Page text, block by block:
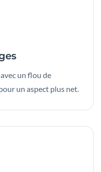
un flou de
un aspect plus net.